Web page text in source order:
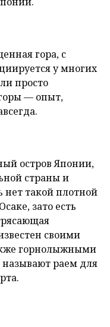
гора, с
у многих
просто
— опыт,
остров Японии,
страны и
нет такой плотной
зато есть
своими
горнолыжными
раем для